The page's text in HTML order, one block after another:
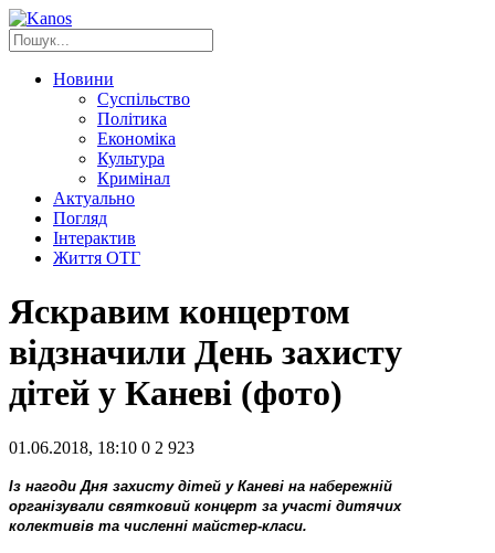
Новини
Суспільство
Політика
Економіка
Культура
Кримінал
Актуально
Погляд
Інтерактив
Життя ОТГ
Яскравим концертом
відзначили День захисту
дітей у Каневі (фото)
01.06.2018, 18:10 0 2 923
Із нагоди Дня захисту дітей у Каневі на набережній
організували святковий концерт за участі дитячих
колективів та численні майстер-класи.